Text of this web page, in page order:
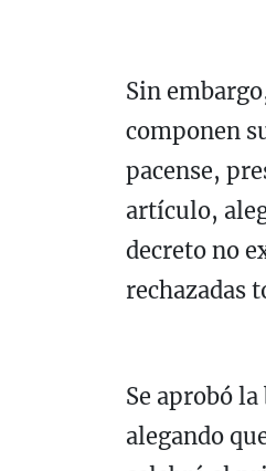
Sin
componen
pacense,
artículo,
decreto no
rechazadas
Se aprobó
alegando